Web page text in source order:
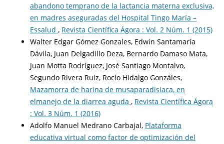
abandono temprano de la lactancia materna exclusiva,
en madres aseguradas del Hospital Tingo María –
Essalud , Revista Científica Ágora : Vol. 2 Núm. 1 (2015)
Walter Edgar Gómez Gonzales, Edwin Santamaría
Dávila, Juan Delgadillo Deza, Bernardo Damaso Mata,
Juan Motta Rodríguez, José Santiago Montalvo,
Segundo Rivera Ruiz, Rocío Hidalgo Gonzáles,
Mazamorra de harina de musaparadisiaca, en
elmanejo de la diarrea aguda , Revista Científica Ágora
: Vol. 3 Núm. 1 (2016)
Adolfo Manuel Medrano Carbajal, Plataforma
educativa virtual como factor de optimización del